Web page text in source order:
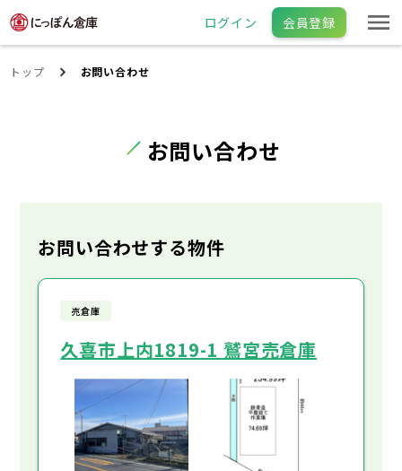
ログイン 会員登録
トップ お問い合わせ
お問い合わせ
お問い合わせする物件
売倉庫
久喜市上内1819-1 鷲宮売倉庫